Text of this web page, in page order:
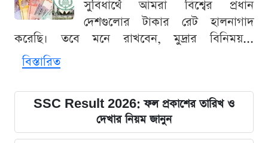
সুবিধার্থে আমরা বিশ্বের প্রধান
দেশগুলোর টাকার রেট হালনাগাদ
করেছি। তবে মনে রাখবেন, মুদ্রার বিনিময়...
বিস্তারিত
SSC Result 2026: ফল প্রকাশের তারিখ ও
দেখার নিয়ম জানুন